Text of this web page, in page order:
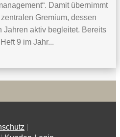
Damit übernimmt
Gremium, dessen
aktiv begleitet. Bereits
9 im Jahr...